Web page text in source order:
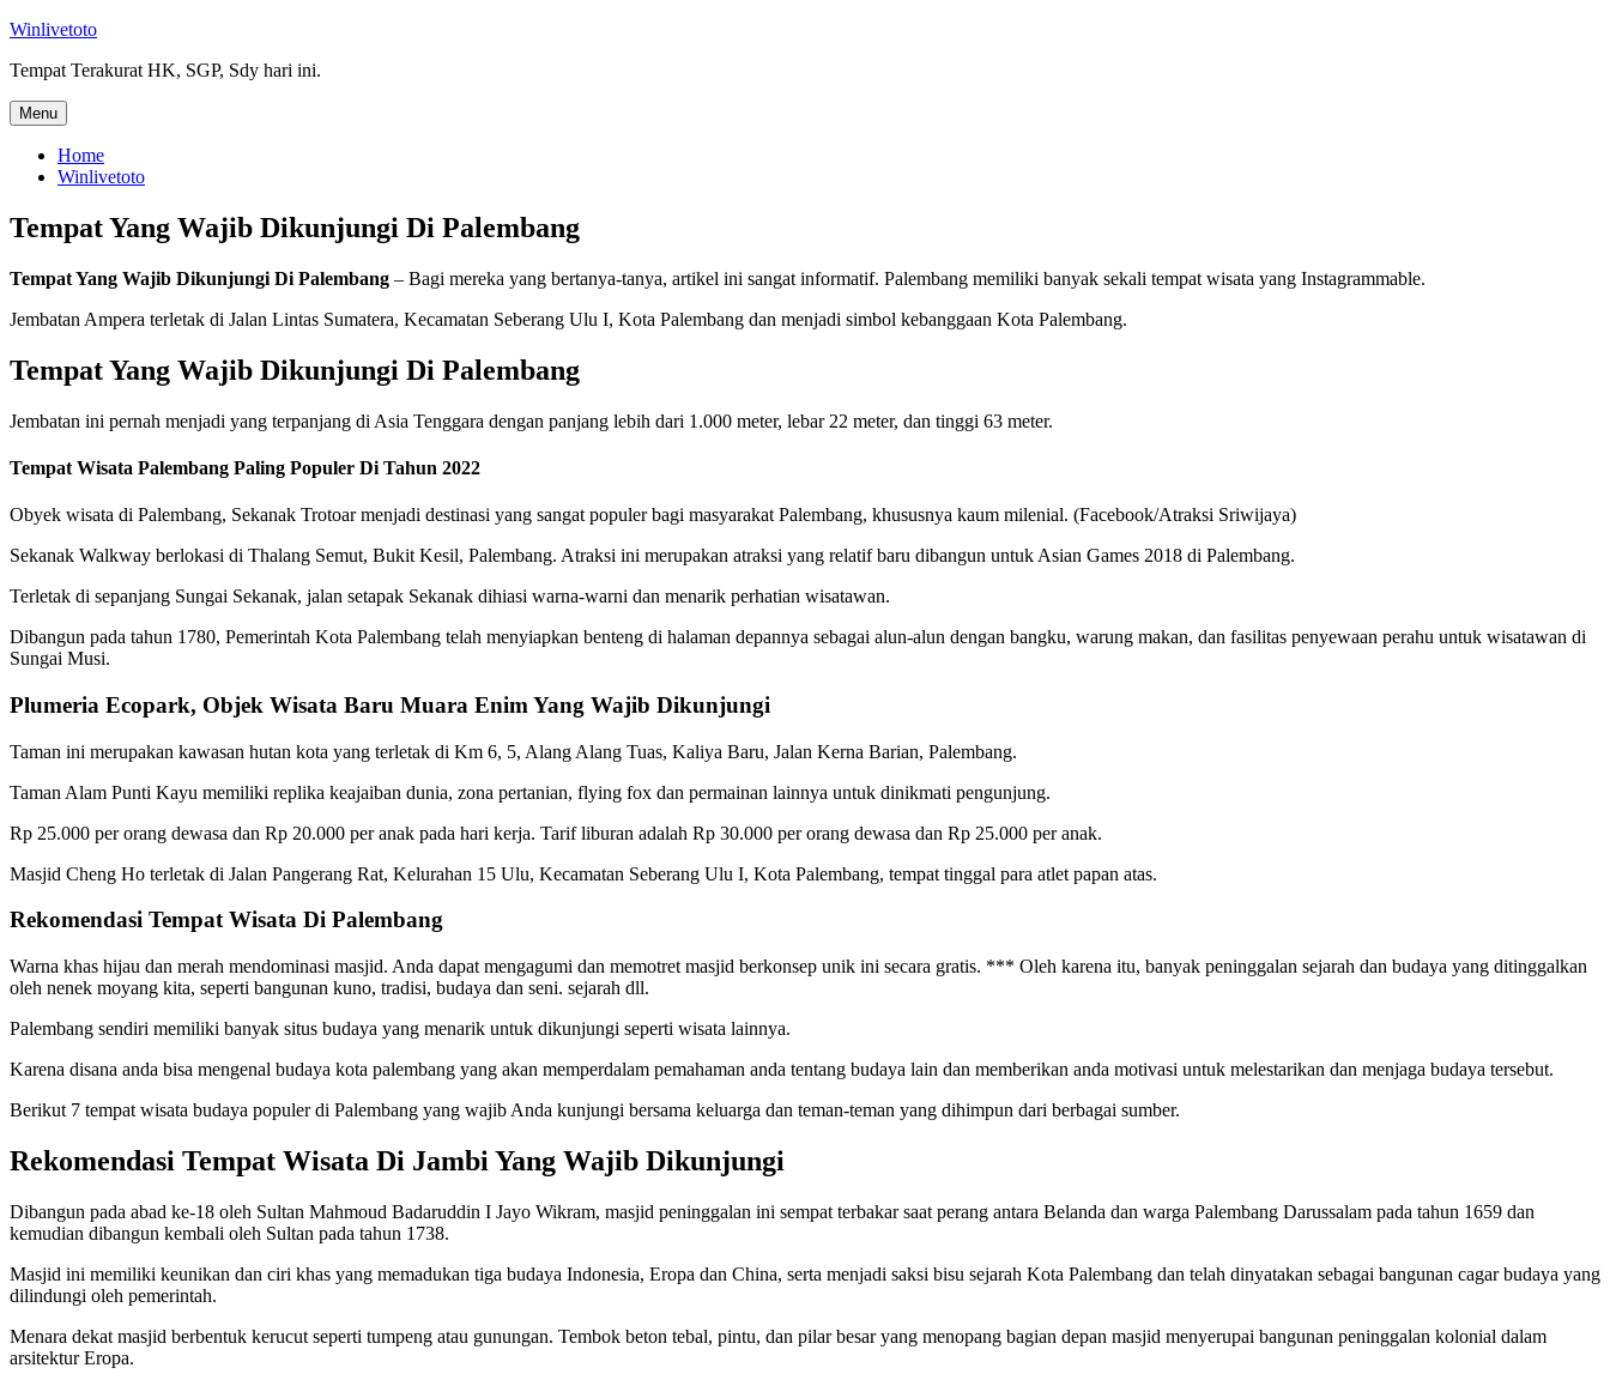
Skip
content
Winlivetoto
Tempat Terakurat HK, SGP, Sdy hari ini.
Menu
Home
Winlivetoto
Tempat Yang Wajib Dikunjungi Di Palembang
Tempat Yang Wajib Dikunjungi Di Palembang – Bagi mereka yang bertanya-tanya, artikel ini sangat informatif. Palembang memiliki banyak sekali tempat wisata yang Instagrammable.
Jembatan Ampera terletak di Jalan Lintas Sumatera, Kecamatan Seberang Ulu I, Kota Palembang dan menjadi simbol kebanggaan Kota Palembang.
Tempat Yang Wajib Dikunjungi Di Palembang
Jembatan ini pernah menjadi yang terpanjang di Asia Tenggara dengan panjang lebih dari 1.000 meter, lebar 22 meter, dan tinggi 63 meter.
Tempat Wisata Palembang Paling Populer Di Tahun 2022
Obyek wisata di Palembang, Sekanak Trotoar menjadi destinasi yang sangat populer bagi masyarakat Palembang, khususnya kaum milenial. (Facebook/Atraksi Sriwijaya)
Sekanak Walkway berlokasi di Thalang Semut, Bukit Kesil, Palembang. Atraksi ini merupakan atraksi yang relatif baru dibangun untuk Asian Games 2018 di Palembang.
Terletak di sepanjang Sungai Sekanak, jalan setapak Sekanak dihiasi warna-warni dan menarik perhatian wisatawan.
Dibangun pada tahun 1780, Pemerintah Kota Palembang telah menyiapkan benteng di halaman depannya sebagai alun-alun dengan bangku, warung makan, dan fasilitas penyewaan perahu untuk wisatawan di
Sungai Musi.
Plumeria Ecopark, Objek Wisata Baru Muara Enim Yang Wajib Dikunjungi
Taman ini merupakan kawasan hutan kota yang terletak di Km 6, 5, Alang Alang Tuas, Kaliya Baru, Jalan Kerna Barian, Palembang.
Taman Alam Punti Kayu memiliki replika keajaiban dunia, zona pertanian, flying fox dan permainan lainnya untuk dinikmati pengunjung.
Rp 25.000 per orang dewasa dan Rp 20.000 per anak pada hari kerja. Tarif liburan adalah Rp 30.000 per orang dewasa dan Rp 25.000 per anak.
Masjid Cheng Ho terletak di Jalan Pangerang Rat, Kelurahan 15 Ulu, Kecamatan Seberang Ulu I, Kota Palembang, tempat tinggal para atlet papan atas.
Rekomendasi Tempat Wisata Di Palembang
Warna khas hijau dan merah mendominasi masjid. Anda dapat mengagumi dan memotret masjid berkonsep unik ini secara gratis. *** Oleh karena itu, banyak peninggalan sejarah dan budaya yang ditinggalkan
oleh nenek moyang kita, seperti bangunan kuno, tradisi, budaya dan seni. sejarah dll.
Palembang sendiri memiliki banyak situs budaya yang menarik untuk dikunjungi seperti wisata lainnya.
Karena disana anda bisa mengenal budaya kota palembang yang akan memperdalam pemahaman anda tentang budaya lain dan memberikan anda motivasi untuk melestarikan dan menjaga budaya tersebut.
Berikut 7 tempat wisata budaya populer di Palembang yang wajib Anda kunjungi bersama keluarga dan teman-teman yang dihimpun dari berbagai sumber.
Rekomendasi Tempat Wisata Di Jambi Yang Wajib Dikunjungi
Dibangun pada abad ke-18 oleh Sultan Mahmoud Badaruddin I Jayo Wikram, masjid peninggalan ini sempat terbakar saat perang antara Belanda dan warga Palembang Darussalam pada tahun 1659 dan
kemudian dibangun kembali oleh Sultan pada tahun 1738.
Masjid ini memiliki keunikan dan ciri khas yang memadukan tiga budaya Indonesia, Eropa dan China, serta menjadi saksi bisu sejarah Kota Palembang dan telah dinyatakan sebagai bangunan cagar budaya yang
dilindungi oleh pemerintah.
Menara dekat masjid berbentuk kerucut seperti tumpeng atau gunungan. Tembok beton tebal, pintu, dan pilar besar yang menopang bagian depan masjid menyerupai bangunan peninggalan kolonial dalam
arsitektur Eropa.